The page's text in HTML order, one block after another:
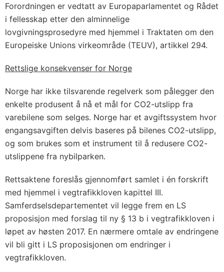
Forordningen er vedtatt av Europaparlamentet og Rådet
i fellesskap etter den alminnelige
lovgivningsprosedyre med hjemmel i Traktaten om den
Europeiske Unions virkeområde (TEUV), artikkel 294.
Rettslige konsekvenser for Norge
Norge har ikke tilsvarende regelverk som pålegger den
enkelte produsent å nå et mål for CO2-utslipp fra
varebilene som selges. Norge har et avgiftssystem hvor
engangsavgiften delvis baseres på bilenes CO2-utslipp,
og som brukes som et instrument til å redusere CO2-
utslippene fra nybilparken.
Rettsaktene foreslås gjennomført samlet i én forskrift
med hjemmel i vegtrafikkloven kapittel III.
Samferdselsdepartementet vil legge frem en LS
proposisjon med forslag til ny § 13 b i vegtrafikkloven i
løpet av høsten 2017. En nærmere omtale av endringene
vil bli gitt i LS proposisjonen om endringer i
vegtrafikkloven.